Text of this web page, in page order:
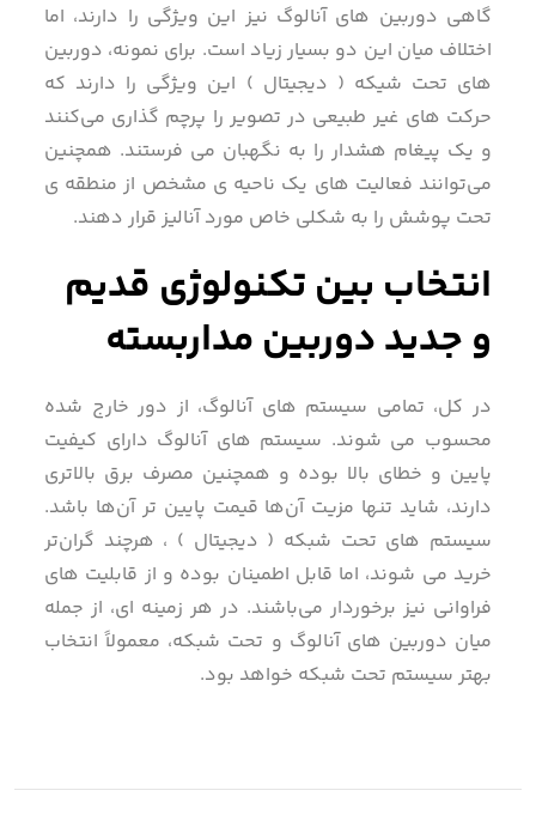
گاهی دوربین های آنالوگ نیز این ویژگی را دارند، اما
اختلاف میان این دو بسیار زیاد است. برای نمونه، دوربین
های تحت شیکه ( دیجیتال ) این ویژگی را دارند که
حرکت های غیر طبیعی در تصویر را پرچم گذاری می‌کنند
و یک پیغام هشدار را به نگهبان می فرستند. همچنین
می‌توانند فعالیت های یک ناحیه ی مشخص از منطقه ی
تحت پوشش را به شکلی خاص مورد آنالیز قرار دهند.
انتخاب بین تکنولوژی قدیم
و جدید دوربین مداربسته
در کل، تمامی سیستم های آنالوگ، از دور خارج شده
محسوب می شوند. سیستم های آنالوگ دارای کیفیت
پایین و خطای بالا بوده و همچنین مصرف برق بالاتری
دارند، شاید تنها مزیت آن‌ها قیمت پایین تر آن‌ها باشد.
سیستم های تحت شبکه ( دیجیتال ) ، هرچند گران‌تر
خرید می شوند، اما قابل اطمینان بوده و از قابلیت های
فراوانی نیز برخوردار می‌باشند. در هر زمینه ای، از جمله
میان دوربین های آنالوگ و تحت شبکه، معمولاً انتخاب
بهتر سیستم تحت شبکه خواهد بود.